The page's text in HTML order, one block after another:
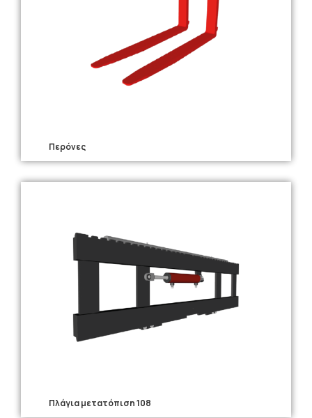
Περόνες
Πλάγια μετατόπιση 108